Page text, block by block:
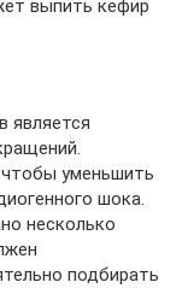
выпить кефир
является
уменьшить
шока.
несколько
подбирать